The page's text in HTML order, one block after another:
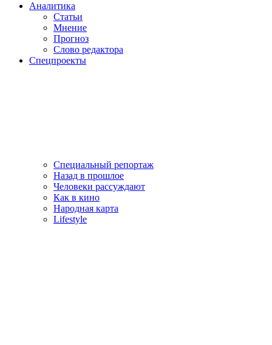
Аналитика
Статьи
Мнение
Прогноз
Cлово редактора
Спецпроекты
Специальный репортаж
Назад в прошлое
Человеки рассуждают
Как в кино
Народная карта
Lifestyle